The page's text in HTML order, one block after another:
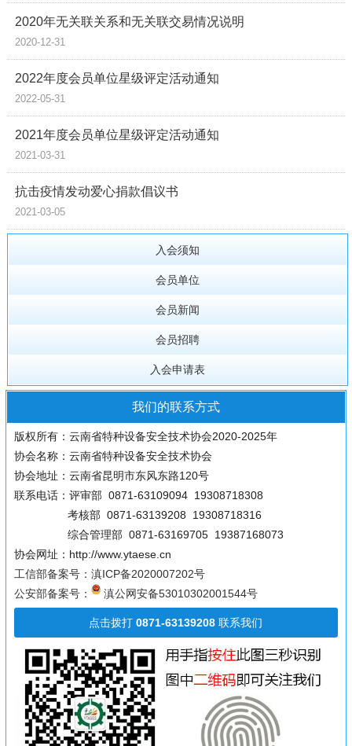
2020年无关联关系和无关联交易情况说明
2020-12-31
2022年度会员单位星级评定活动通知
2022-05-31
2021年度会员单位星级评定活动通知
2021-03-31
抗击疫情发动爱心捐款倡议书
2021-03-05
入会须知
会员单位
会员新闻
会员招聘
入会申请表
我们的联系方式
版权所有：云南省特种设备安全技术协会2020-2025年
协会名称：云南省特种设备安全技术协会
协会地址：云南省昆明市东风东路120号
联系电话：评审部 0871-63109094 19308718308
考核部 0871-63139208 19308718316
综合管理部 0871-63169705 19387168073
协会网址：http://www.ytaese.cn
工信部备案号：滇ICP备2020007202号
公安部备案号：
滇公网安备53010302001544号
点击拨打0871-63139208 联系我们